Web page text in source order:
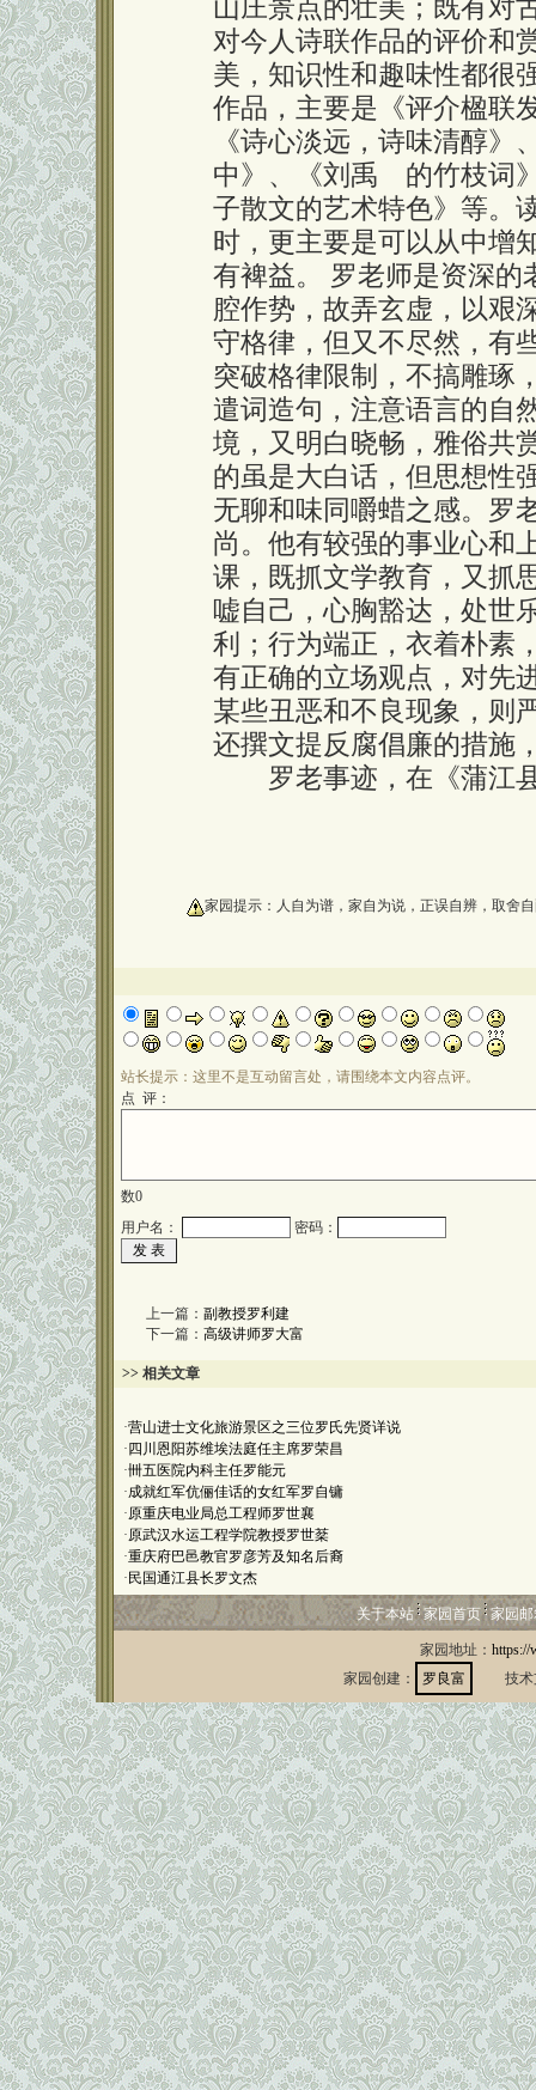
山庄景点的壮美；既有对
对今人诗联作品的评价和
美，知识性和趣味性都很
作品，主要是《评介楹联
《诗心淡远，诗味清醇
中》、《刘禹 的竹枝词
子散文的艺术特色》等。
时，更主要是可以从中增
有裨益。 罗老师是资深的
腔作势，故弄玄虚，以艰
守格律，但又不尽然，有
突破格律限制，不搞雕琢
遣词造句，注意语言的自
境，又明白晓畅，雅俗共
的虽是大白话，但思想性
无聊和味同嚼蜡之感。罗
尚。他有较强的事业心和
课，既抓文学教育，又抓
嘘自己，心胸豁达，处世
利；行为端正，衣着朴素
有正确的立场观点，对先
某些丑恶和不良现象，则
还撰文提反腐倡廉的措施
罗老事迹，在《蒲江县
家园提示：人自为谱，家自为说，正误自辨，取舍
站长提示：这里不是互动留言处，请围绕本文内容点评。
点 评：
数0
用户名：
密码：
上一篇： 副教授罗利建
下一篇： 高级讲师罗大富
>> 相关文章
·营山进士文化旅游景区之三位罗氏先贤详说
· 四川恩阳苏维埃法庭任主席罗荣昌
·卌五医院内科主任罗能元
·成就红军伉俪佳话的女红军罗自镛
·原重庆电业局总工程师罗世襄
·原武汉水运工程学院教授罗世棻
·重庆府巴邑教官罗彦芳及知名后裔
· 民国通江县长罗文杰
关于本站 家园首页 家园
家园地址： https://
家园创建：
罗良富 技术